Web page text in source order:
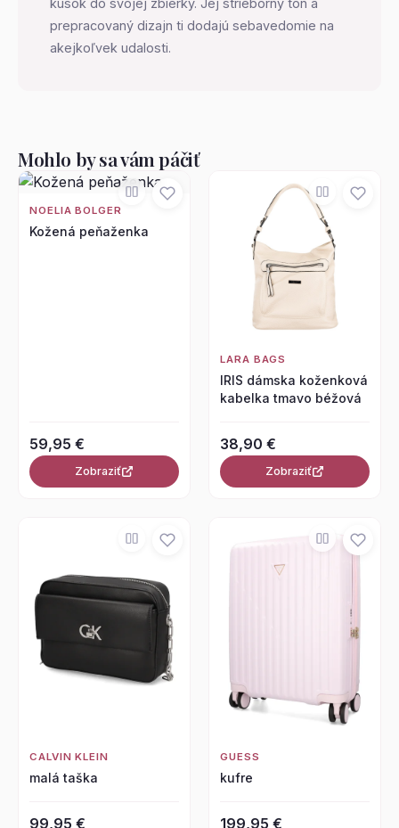
prepracovaný dizajn ti dodajú sebavedomie na
akejkoľvek udalosti.
Mohlo by sa vám páčiť
NOELIA BOLGER
Kožená peňaženka
59,95 €
Zobraziť
LARA BAGS
IRIS dámska koženková
kabelka tmavo béžová
38,90 €
Zobraziť
CALVIN KLEIN
malá taška
99,95 €
GUESS
kufre
199,95 €